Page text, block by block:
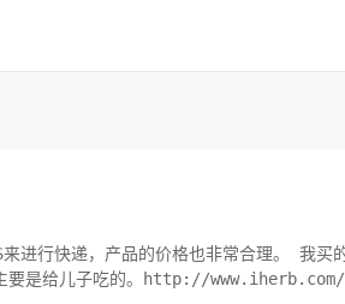
进行快递，产品的价格也非常合理。 我买
要是给儿子吃的。http://